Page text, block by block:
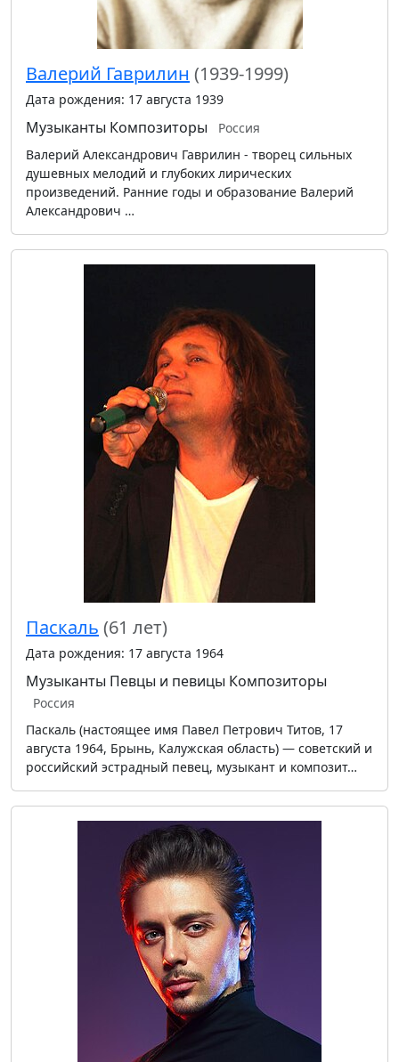
Валерий Гаврилин (1939-1999)
Дата рождения: 17 августа 1939
Музыканты Композиторы
Россия
Валерий Александрович Гаврилин - творец сильных
душевных мелодий и глубоких лирических
произведений. Ранние годы и образование Валерий
Александрович …
Паскаль (61 лет)
Дата рождения: 17 августа 1964
Музыканты Певцы и певицы Композиторы
Россия
Паскаль (настоящее имя Павел Петрович Титов, 17
августа 1964, Брынь, Калужская область) — советский и
российский эстрадный певец, музыкант и композит…